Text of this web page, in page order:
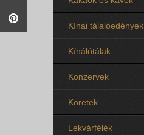
Kínai tálalóedények
Kínálótálak
Konzervek
Köretek
Lekvárfélék